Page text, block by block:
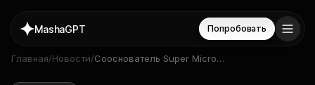
MashaGPT Попробовать
Главная/Новости/Сооснователь Super Micro